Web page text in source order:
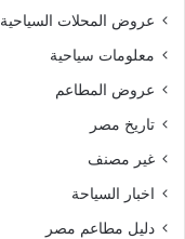
عروض المحلات السياحية
معلومات سياحية
عروض المطاعم
تاريخ مصر
غير مصنف
اخبار السياحة
دليل مطاعم مصر